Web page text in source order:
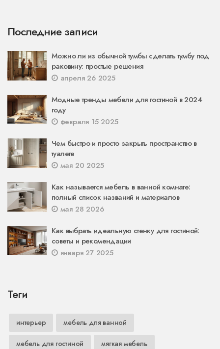
Последние записи
Можно ли из обычной тумбы сделать тумбу под
раковину: простые решения
апреля 26 2025
Модные тренды мебели для гостиной в 2024
году
февраля 15 2025
Чем быстро и просто закрыть пространство в
туалете
мая 20 2025
Как называется мебель в ванной комнате:
полный список названий и материалов
мая 28 2026
Как выбрать идеальную стенку для гостиной:
советы и рекомендации
января 27 2025
Теги
интерьер мебель для ванной
мебель для гостиной мягкая мебель